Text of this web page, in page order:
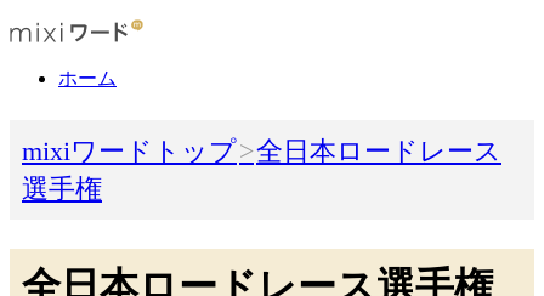
ホーム
mixiワードトップ
全日本ロードレース
選手権
全日本ロードレース選手権